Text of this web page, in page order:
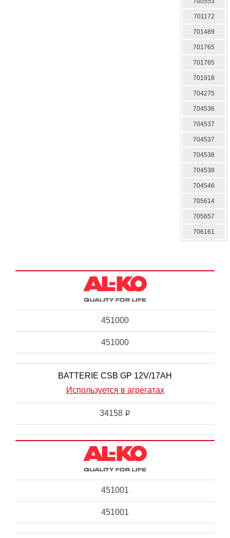
701172
701489
701765
701765
701918
704275
704536
704537
704537
704538
704538
704546
705614
705657
706161
451000
451000
BATTERIE CSB GP 12V/17AH
Используется в агрегатах
34158 i
451001
451001